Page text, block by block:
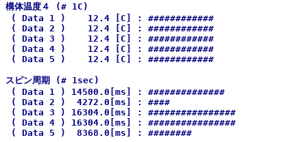
構体温度４ (# 1C)
( Data 1 )    12.4 [C] : ############
( Data 2 )    12.4 [C] : ############
( Data 3 )    12.4 [C] : ############
( Data 4 )    12.4 [C] : ############
( Data 5 )    12.4 [C] : ############
スピン周期 (# 1sec)
( Data 1 ) 14500.0[ms] : ##############
( Data 2 )  4272.0[ms] : ####
( Data 3 ) 16304.0[ms] : ################
( Data 4 ) 16304.0[ms] : ################
( Data 5 )  8368.0[ms] : ########